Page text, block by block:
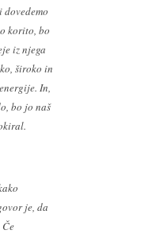
korito, bo
iz njega
široko in
In,
bo jo naš
je, da